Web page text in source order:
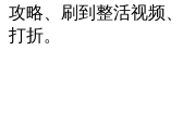
攻略、刷到整活视频
打折。